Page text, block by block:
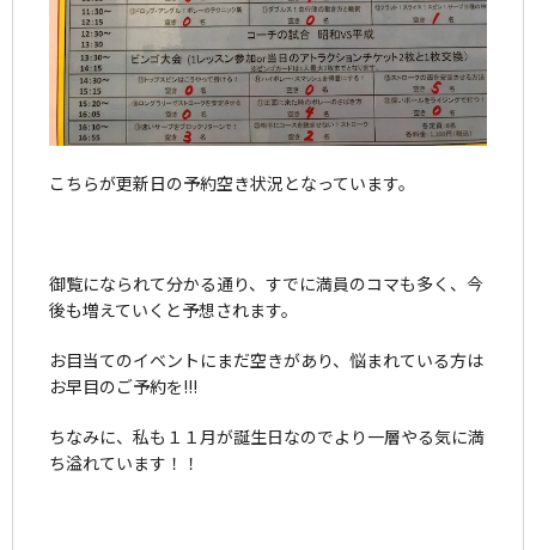
こちらが更新日の予約空き状況となっています。
御覧になられて分かる通り、すでに満員のコマも多く、今
後も増えていくと予想されます。
お目当てのイベントにまだ空きがあり、悩まれている方は
お早目のご予約を!!!
ちなみに、私も１１月が誕生日なのでより一層やる気に満
ち溢れています！！